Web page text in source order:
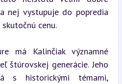
nej vystupuje do popredia
cenu.
má Kalinčiak významné
štúrovskej generácie. Jeho
s historickými témami,